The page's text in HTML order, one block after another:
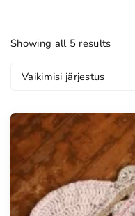
Showing all 5 results